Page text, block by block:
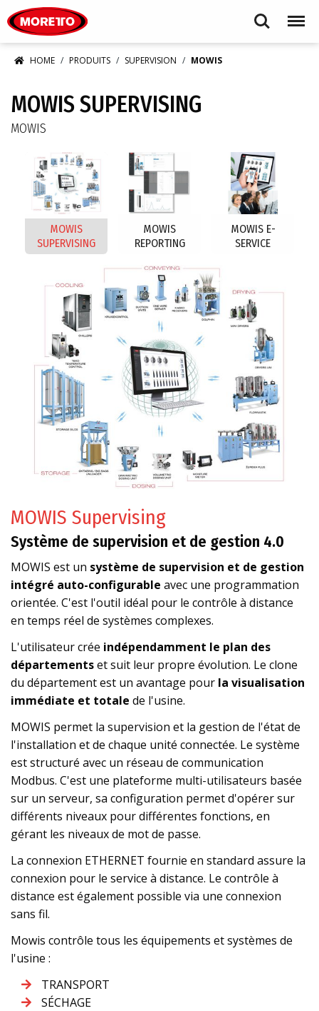
Search Menu
HOME PRODUITS SUPERVISION MOWIS
MOWIS SUPERVISING
MOWIS
MOWIS
SUPERVISING
MOWIS
REPORTING
MOWIS E-
SERVICE
MOWIS Supervising
Système de supervision et de gestion 4.0
MOWIS est un système de supervision et de gestion
intégré auto-configurable avec une programmation
orientée. C'est l'outil idéal pour le contrôle à distance
en temps réel de systèmes complexes.
L'utilisateur crée indépendamment le plan des
départementset suit leur propre évolution. Le clone
du département est un avantage pour la visualisation
immédiate et totale de l'usine.
MOWIS permet la supervision et la gestion de l'état de
l'installation et de chaque unité connectée. Le système
est structuré avec un réseau de communication
Modbus. C'est une plateforme multi-utilisateurs basée
sur un serveur, sa configuration permet d'opérer sur
différents niveaux pour différentes fonctions, en
gérant les niveaux de mot de passe.
La connexion ETHERNET fournie en standard assure la
connexion pour le service à distance. Le contrôle à
distance est également possible via une connexion
sans fil.
Mowis contrôle tous les équipements et systèmes de
l'usine :
TRANSPORT
SÉCHAGE